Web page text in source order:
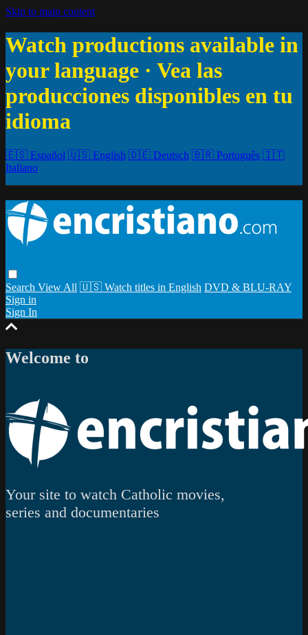
Skip to main content
Watch productions available in
your language · Vea las
producciones disponibles en tu
idioma
🇪🇸 Español 🇺🇸 English 🇩🇪 Deutsch 🇧🇷 Português 🇮🇹
Italiano
Search View All 🇺🇸 Watch titles in English DVD & BLU-RAY
Sign in
Sign In
Welcome to
Your site to watch Catholic movies,
series and documentaries